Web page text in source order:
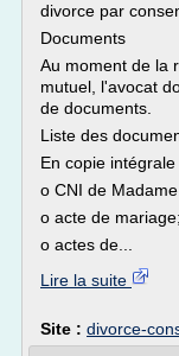
divorce par
Documents
Au moment de la
mutuel, l'avocat
de documents.
Liste des
En copie
o CNI de
o acte de mariage;
o actes de...
Lire la suite
Site : divorce-